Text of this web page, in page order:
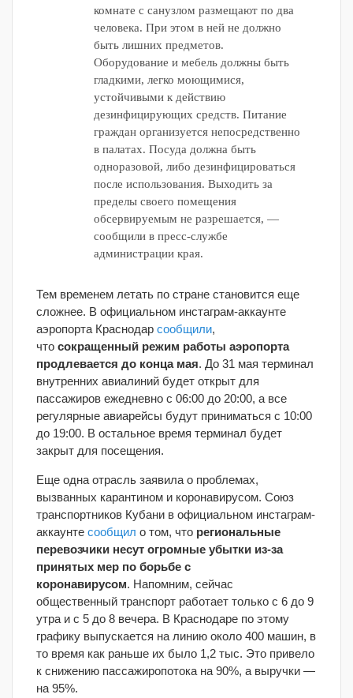
комнате с санузлом размещают по два
человека. При этом в ней не должно
быть лишних предметов.
Оборудование и мебель должны быть
гладкими, легко моющимися,
устойчивыми к действию
дезинфицирующих средств. Питание
граждан организуется непосредственно
в палатах. Посуда должна быть
одноразовой, либо дезинфицироваться
после использования. Выходить за
пределы своего помещения
обсервируемым не разрешается, —
сообщили в пресс-службе
администрации края.
Тем временем летать по стране становится еще
сложнее. В официальном инстаграм-аккаунте
аэропорта Краснодар сообщили,
что сокращенный режим работы аэропорта
продлевается до конца мая. До 31 мая терминал
внутренних авиалиний будет открыт для
пассажиров ежедневно с 06:00 до 20:00, а все
регулярные авиарейсы будут приниматься с 10:00
до 19:00. В остальное время терминал будет
закрыт для посещения.
Еще одна отрасль заявила о проблемах,
вызванных карантином и коронавирусом. Союз
транспортников Кубани в официальном инстаграм-
аккаунте сообщил о том, что региональные
перевозчики несут огромные убытки из-за
принятых мер по борьбе с
коронавирусом. Напомним, сейчас
общественный транспорт работает только с 6 до 9
утра и с 5 до 8 вечера. В Краснодаре по этому
графику выпускается на линию около 400 машин, в
то время как раньше их было 1,2 тыс. Это привело
к снижению пассажиропотока на 90%, а выручки —
на 95%.